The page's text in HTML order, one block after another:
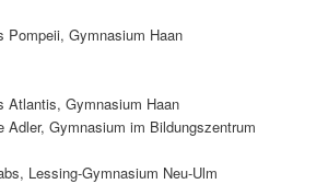
Pompeii, Gymnasium Haan
Atlantis, Gymnasium Haan
Adler, Gymnasium im Bildungszentrum
Lessing-Gymnasium Neu-Ulm